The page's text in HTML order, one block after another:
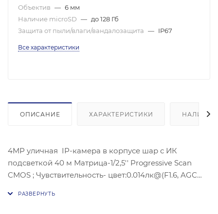
Объектив — 6 мм
Наличие microSD — до 128 Гб
Защита от пыли/влаги/вандалозащита — IP67
Все характеристики
ОПИСАНИЕ ХАРАКТЕРИСТИКИ НАЛИЧИЕ
4MP уличная IP-камера в корпусе шар с ИК
подсветкой 40 м Матрица-1/2,5'' Progressive Scan
CMOS ; Чувствительность- цвет:0.014лк@(F1.6, AGC